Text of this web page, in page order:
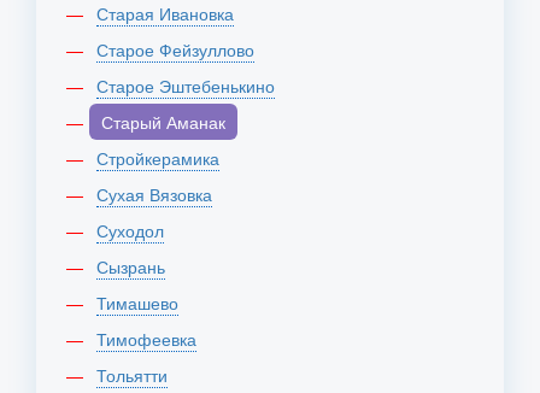
Старая Ивановка
Старое Фейзуллово
Старое Эштебенькино
Старый Аманак
Стройкерамика
Сухая Вязовка
Суходол
Сызрань
Тимашево
Тимофеевка
Тольятти